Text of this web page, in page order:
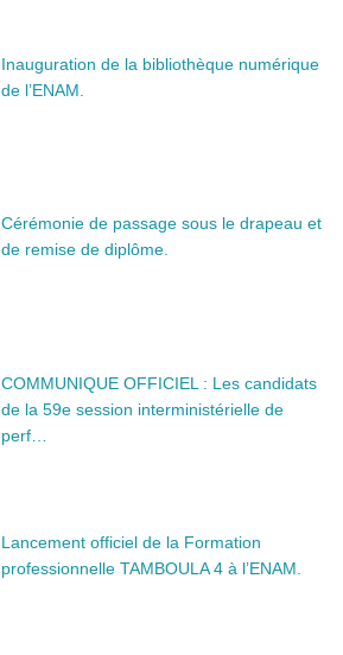
Inauguration de la bibliothèque numérique
de l’ENAM.
Cérémonie de passage sous le drapeau et
de remise de diplôme.
COMMUNIQUE OFFICIEL : Les candidats
de la 59e session interministérielle de
perf…
Lancement officiel de la Formation
professionnelle TAMBOULA 4 à l’ENAM.